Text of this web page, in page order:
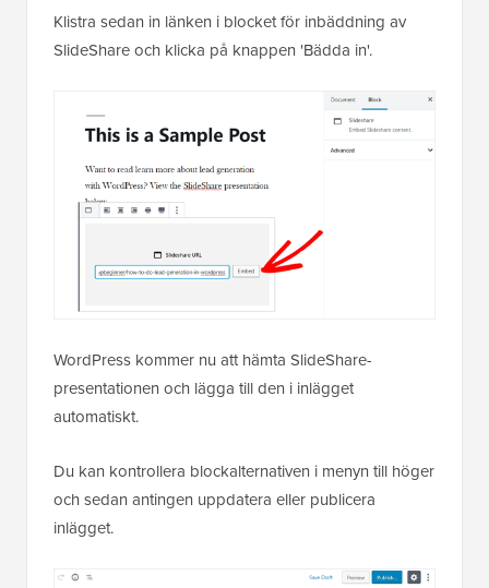
Klistra sedan in länken i blocket för inbäddning av
SlideShare och klicka på knappen 'Bädda in'.
WordPress kommer nu att hämta SlideShare-
presentationen och lägga till den i inlägget
automatiskt.
Du kan kontrollera blockalternativen i menyn till höger
och sedan antingen uppdatera eller publicera
inlägget.